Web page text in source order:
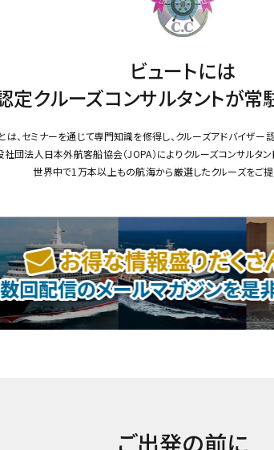
ビュートには
定クルーズコンサルタントが常
は、セミナーを通じて専門知識を修得し、クルーズアドバイザー
団法人日本外航客船協会（JOPA）によりクルーズコンサルタ
世界中で1万本以上もの航海から厳選したクルーズをご提
ご出発の前に